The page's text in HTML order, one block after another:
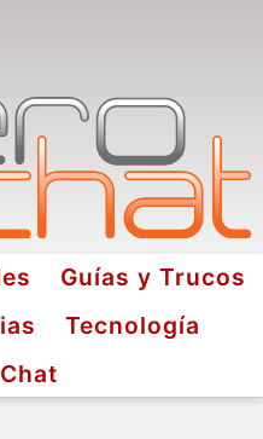
Guías y Trucos
Tecnología